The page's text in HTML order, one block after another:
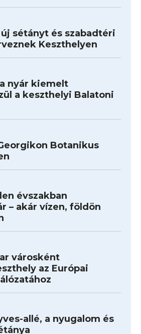
sétányt és szabadtéri
Keszthelyen
nyár kiemelt
a keszthelyi Balatoni
Botanikus
évszakban
– akár vízen, földön
városként
az Európai
allé, a nyugalom és